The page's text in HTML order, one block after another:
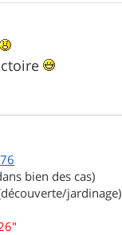
bien des cas)
jardinage)